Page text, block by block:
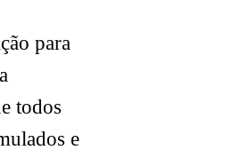
para
todos
e